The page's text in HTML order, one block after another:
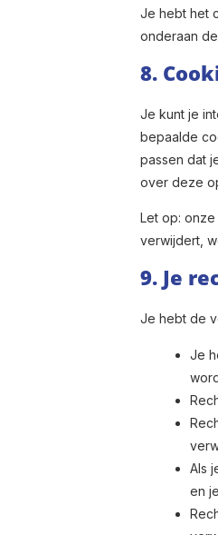
Je hebt het
onderaan
8.
Je kunt je
bepaalde
passen dat
over deze
Let op:
verwijdert,
9. Je
Je hebt de
Je
Als
en